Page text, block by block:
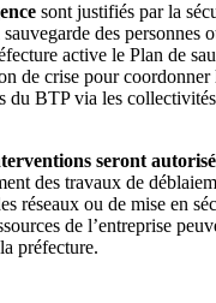
sont justifiés par la
des personnes
active le Plan de
de crise pour coordonner
du BTP via les
seront
des travaux de
réseaux ou de mise en
de l’entreprise
préfecture.